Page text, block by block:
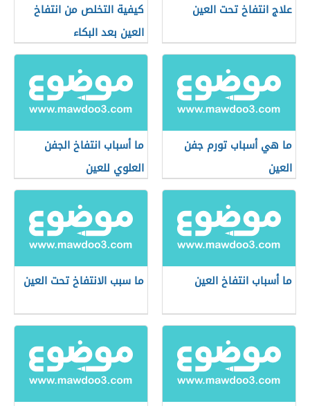
علاج انتفاخ تحت العين
كيفية التخلص من انتفاخ
العين بعد البكاء
ما هي أسباب تورم جفن
العين
ما أسباب انتفاخ الجفن
العلوي للعين
ما أسباب انتفاخ العين ما سبب الانتفاخ تحت العين